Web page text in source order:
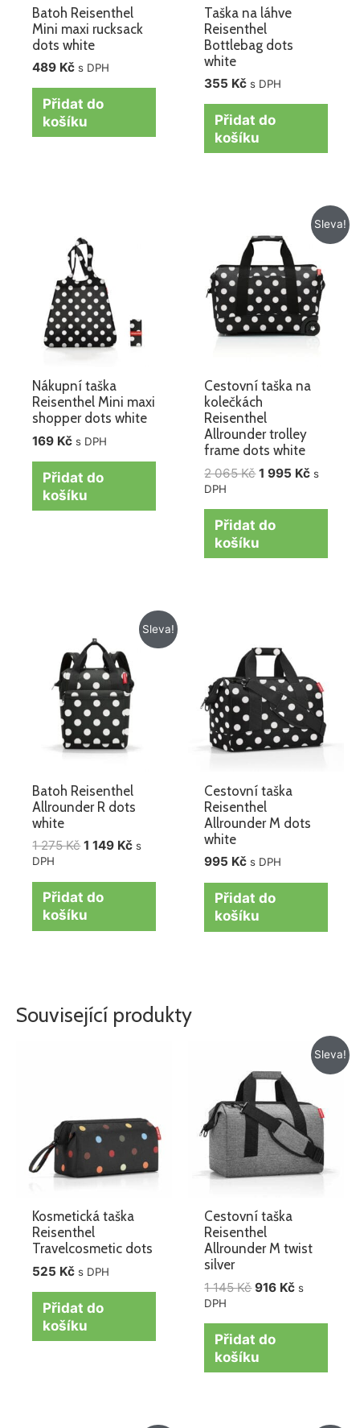
Batoh Reisenthel
Mini maxi rucksack
dots white
489 Kč s DPH
Přidat do
košíku
Taška na láhve
Reisenthel
Bottlebag dots
white
355 Kč s DPH
Přidat do
košíku
Nákupní taška
Reisenthel Mini maxi
shopper dots white
169 Kč s DPH
Přidat do
košíku
Sleva!
Cestovní taška na
kolečkách
Reisenthel
Allrounder trolley
frame dots white
2 065Kč
cena
byla:
2
065 Kč.
1 995 Kč
Aktuální
cena
je:
1
995 Kč.
s
DPH
Přidat do
košíku
Sleva!
Batoh Reisenthel
Allrounder R dots
white
1 275Kč
cena
byla:
1
275 Kč.
1 149 Kč
Aktuální
cena
149 Kč.
s
DPH
Přidat do
košíku
Cestovní taška
Reisenthel
Allrounder M dots
white
995 Kč s DPH
Přidat do
košíku
Související produkty
Kosmetická taška
Reisenthel
Travelcosmetic dots
525 Kč s DPH
Přidat do
košíku
Sleva!
Cestovní taška
Reisenthel
Allrounder M twist
silver
1 145Kč
byla:
1
145 Kč.
916 Kč
Aktuální
cena
916 Kč.
s
DPH
Přidat do
košíku